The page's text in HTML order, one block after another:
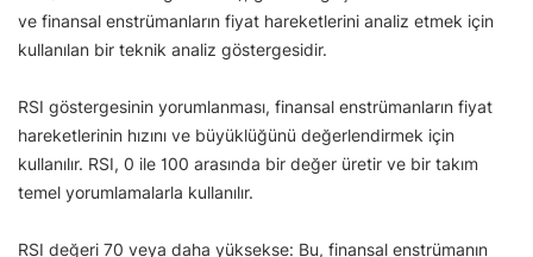
ve finansal enstrümanların fiyat hareketlerini analiz etmek için
kullanılan bir teknik analiz göstergesidir.
RSI göstergesinin yorumlanması, finansal enstrümanların fiyat
hareketlerinin hızını ve büyüklüğünü değerlendirmek için
kullanılır. RSI, 0 ile 100 arasında bir değer üretir ve bir takım
temel yorumlamalarla kullanılır.
RSI değeri 70 veya daha yüksekse: Bu, finansal enstrümanın